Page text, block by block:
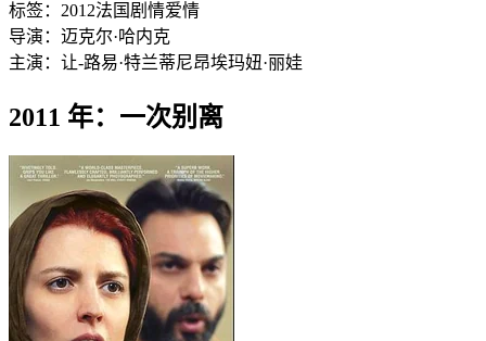
标签： 2012法国 剧情爱情
导演： 迈克尔·哈内克
主演： 让-路易·特兰蒂尼昂埃玛妞·丽娃
2011 年：一次别离